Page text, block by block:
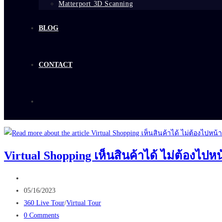
Matterport 3D Scanning
BLOG
CONTACT
Virtual Shopping เห็นสินค้าได้ ไม่ต้องไปห
author:
Post
published:
05/16/2023
Post
category:
360 Live Tour/Virtual Tour
Post
0 Comments